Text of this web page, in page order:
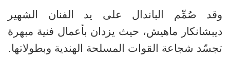
وقد صُمِّم الباندال على يد الفنان الشهير
ديبشانكار ماهيش، حيث يزدان بأعمال فنية مبهرة
تجسّد شجاعة القوات المسلحة الهندية وبطولاتها.